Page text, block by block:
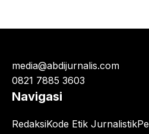
media@abdijurnalis.com
0821 7885 3603
Navigasi
RedaksiKode Etik Jurnalistik